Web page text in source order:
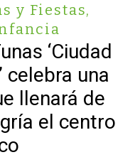
y Fiestas,
‘Ciudad
celebra una
llenará de
el centro